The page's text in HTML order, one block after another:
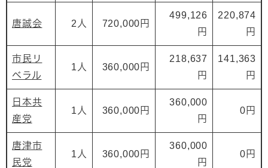
唐誠会 2人 720,000円
499,126
円
220,874
円
市民リ
ベラル
1人 360,000円
218,637
円
141,363
円
日本共
産党
1人 360,000円
360,000
円
0円
唐津市
民党
1人 360,000円
360,000
円
0円